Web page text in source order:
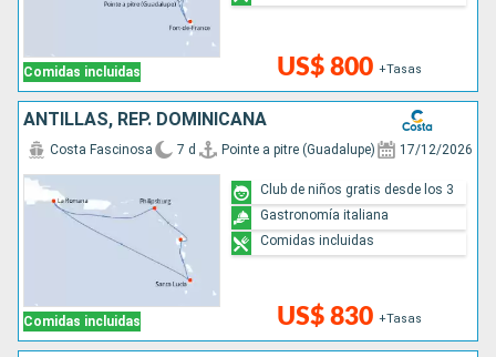
Comidas incluidas US$ 800 +Tasas
ANTILLAS, REP. DOMINICANA
Comidas incluidas
Costa Fascinosa 7 d Pointe a pitre (Guadalupe) 17/12/2026
US$ 830 +Tasas
Club de niños gratis desde los 3
Gastronomía italiana
Comidas incluidas